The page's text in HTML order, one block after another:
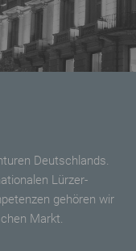
Deutschlands.
Lürzer-
gehören wir
Markt.